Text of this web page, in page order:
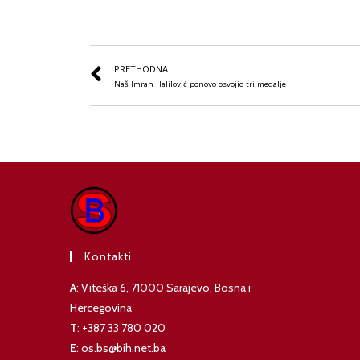
PRETHODNA
Naš Imran Halilović ponovo osvojio tri medalje
Kontakti
A: Viteška 6, 71000 Sarajevo, Bosna i
Hercegovina
T: +387 33 780 020
E: os.bs@bih.net.ba